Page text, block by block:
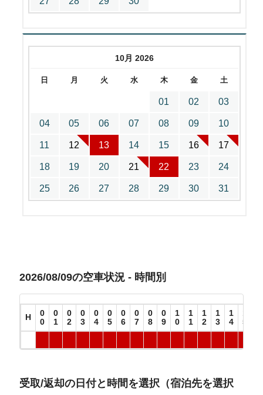
10月 2026
日 月 火 水 木 金 土
01 02 03
04 05 06 07 08 09 10
11 12 13 14 15 16 17
18 19 20 21 22 23 24
25 26 27 28 29 30 31
2026/08/09の空車状況 - 時間別
H
0
0
0
1
0
2
0
3
0
4
0
5
0
6
0
7
0
8
0
9
1
0
1
1
1
2
1
3
1
4
1
5
受取/返却の日付と時間を選択（宿泊先を選択